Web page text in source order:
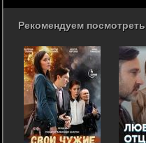
Рекомендуем посмотреть